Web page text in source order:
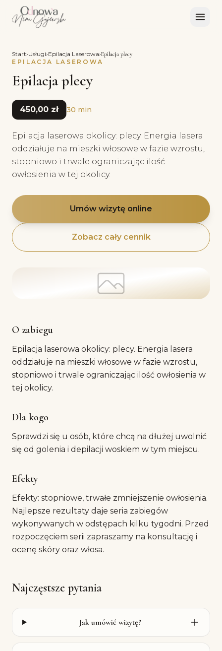
Start›Usługi›Epilacja Laserowa›Epilacja plecy
EPILACJA LASEROWA
Epilacja plecy
450,00 zł 30 min
Epilacja laserowa okolicy: plecy. Energia lasera
oddziałuje na mieszki włosowe w fazie wzrostu,
stopniowo i trwale ograniczając ilość
owłosienia w tej okolicy.
Umów wizytę online
Zobacz cały cennik
O zabiegu
Epilacja laserowa okolicy: plecy. Energia lasera
oddziałuje na mieszki włosowe w fazie wzrostu,
stopniowo i trwale ograniczając ilość owłosienia w
tej okolicy.
Dla kogo
Sprawdzi się u osób, które chcą na dłużej uwolnić
się od golenia i depilacji woskiem w tym miejscu.
Efekty
Efekty: stopniowe, trwałe zmniejszenie owłosienia.
Najlepsze rezultaty daje seria zabiegów
wykonywanych w odstępach kilku tygodni. Przed
rozpoczęciem serii zapraszamy na konsultację i
ocenę skóry oraz włosa.
Najczęstsze pytania
Jak umówić wizytę?